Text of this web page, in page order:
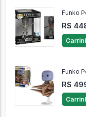
Funko
R$
Funko
R$